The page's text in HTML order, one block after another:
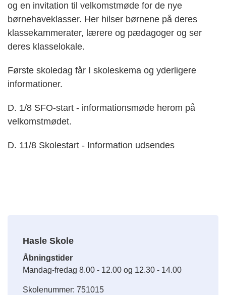
og en invitation til velkomstmøde for de nye
børnehaveklasser. Her hilser børnene på deres
klassekammerater, lærere og pædagoger og ser
deres klasselokale.
Første skoledag får I skoleskema og yderligere
informationer.
D. 1/8 SFO-start - informationsmøde herom på
velkomstmødet.
D. 11/8 Skolestart - Information udsendes
Hasle Skole
Åbningstider
Mandag-fredag 8.00 - 12.00 og 12.30 - 14.00
Skolenummer: 751015